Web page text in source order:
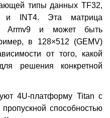
типы данных TF32,
и INT4. Эта матрица
Armv9 и может быть
в 128×512 (GEMV)
от того, какой
решения конкретной
4U-платформу Titan с
способностью